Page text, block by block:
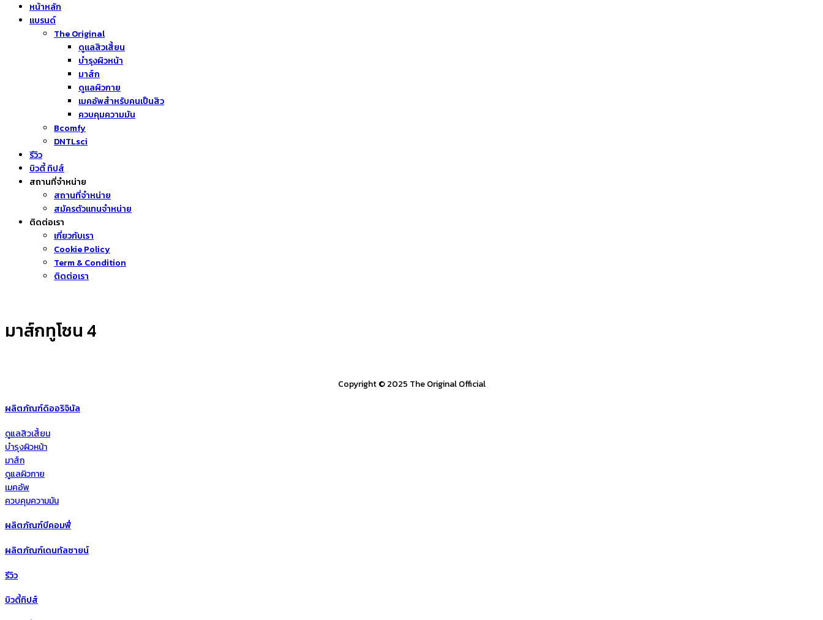
หน้าหลัก
แบรนด์
The Original
ดูแลสิวเสี้ยน
บำรุงผิวหน้า
มาส์ก
ดูแลผิวกาย
เมคอัพสำหรับคนเป็นสิว
ควบคุมความมัน
Bcomfy
DNTLsci
รีวิว
บิวตี้ ทิปส์
สถานที่จำหน่าย
สถานที่จำหน่าย
สมัครตัวแทนจำหน่าย
ติดต่อเรา
เกี่ยวกับเรา
Cookie Policy
Term & Condition
ติดต่อเรา
มาส์กทูโซน 4
Copyright © 2025 The Original Official
ผลิตภัณฑ์ดิออริจินัล
ดูแลสิวเสี้ยน
บำรุงผิวหน้า
มาส์ก
ดูแลผิวกาย
เมคอัพ
ควบคุมความมัน
ผลิตภัณฑ์บีคอมฟี่
ผลิตภัณฑ์เดนทัลซายน์
รีวิว
บิวตี้ทิปส์